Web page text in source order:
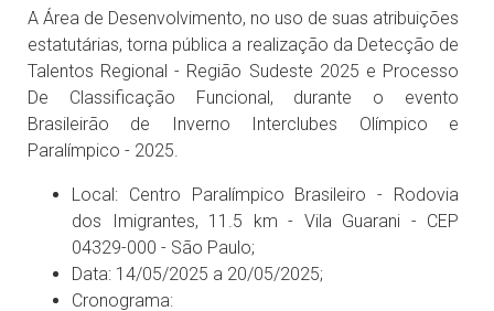
A Área de Desenvolvimento, no uso de suas atribuições
estatutárias, torna pública a realização da Detecção de
Talentos Regional - Região Sudeste 2025 e Processo
De Classificação Funcional, durante o evento
Brasileirão de Inverno Interclubes Olímpico e
Paralímpico - 2025.
Local: Centro Paralímpico Brasileiro - Rodovia
dos Imigrantes, 11.5 km - Vila Guarani - CEP
04329-000 - São Paulo;
Data: 14/05/2025 a 20/05/2025;
Cronograma: